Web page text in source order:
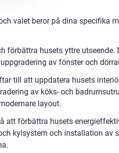
valet beror på dina specifika
förbättra husets yttre utseende.
av fönster och
till att uppdatera husets
av köks- och
layout.
att förbättra husets
kylsystem och installation av